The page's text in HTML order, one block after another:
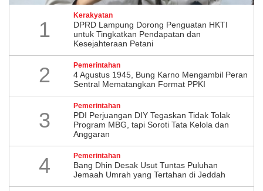
1
Kerakyatan
DPRD Lampung Dorong Penguatan HKTI
untuk Tingkatkan Pendapatan dan
Kesejahteraan Petani
2 Pemerintahan
4 Agustus 1945, Bung Karno Mengambil Peran
Sentral Mematangkan Format PPKI
3
Pemerintahan
PDI Perjuangan DIY Tegaskan Tidak Tolak
Program MBG, tapi Soroti Tata Kelola dan
Anggaran
4 Pemerintahan
Bang Dhin Desak Usut Tuntas Puluhan
Jemaah Umrah yang Tertahan di Jeddah